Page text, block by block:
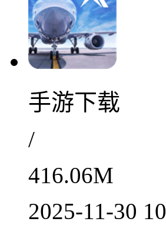
手游下载
/
416.06M
2025-11-30